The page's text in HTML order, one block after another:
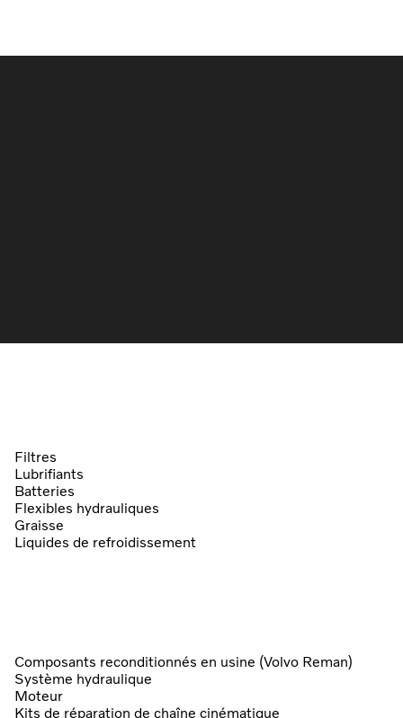
Filtres
Lubrifiants
Batteries
Flexibles hydrauliques
Graisse
Liquides de refroidissement
Composants reconditionnés en usine (Volvo Reman)
Système hydraulique
Moteur
Kits de réparation de chaîne cinématique